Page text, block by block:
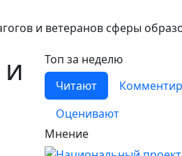
и ветеранов сферы
Топ за неделю
Читают
Оценивают
Мнение